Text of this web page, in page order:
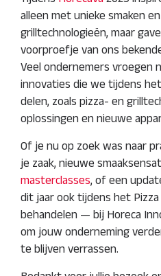
alleen met unieke smaken
grilltechnologieën, maar
voorproefje van ons
Veel ondernemers vroegen
innovaties die we tijdens
delen, zoals pizza- en
oplossingen en nieuwe
Of je nu op zoek was naar
je zaak, nieuwe
masterclasses, of een
dit jaar ook tijdens het
behandelen — bij Horeca
om jouw onderneming
te blijven verrassen.